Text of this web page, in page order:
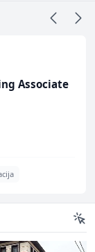
Associate